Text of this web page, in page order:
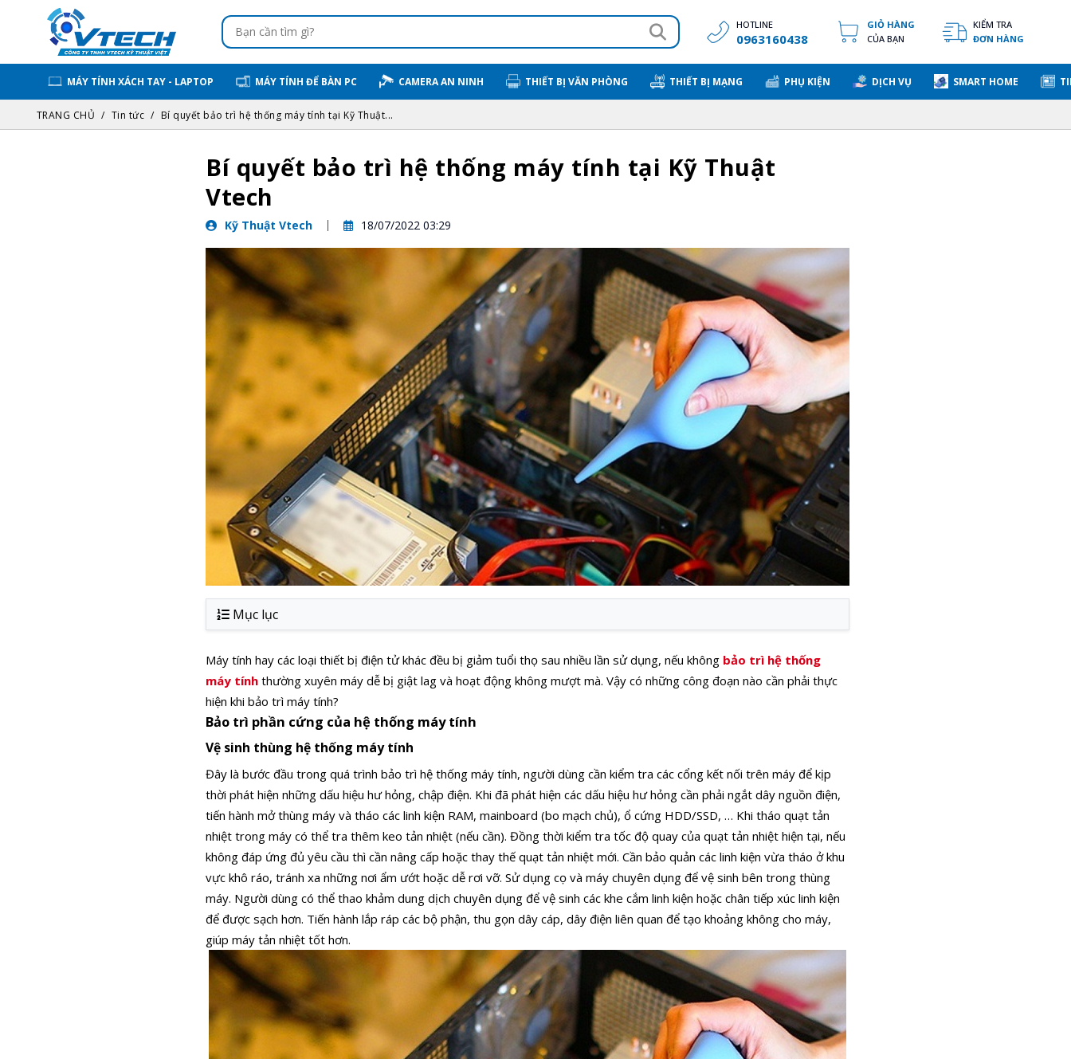
HOTLINE
0963160438
GIỎ HÀNG
CỦA BẠN
KIỂM TRA
ĐƠN HÀNG
MÁY TÍNH XÁCH TAY - LAPTOP MÁY TÍNH ĐỂ BÀN PC CAMERA AN NINH THIẾT BỊ VĂN PHÒNG THIẾT BỊ MẠNG PHỤ KIỆN DỊCH VỤ SMART HOME
TRANG CHỦ Tin tức Bí quyết bảo trì hệ thống máy tính tại Kỹ Thuật...
Bí quyết bảo trì hệ thống máy tính tại Kỹ Thuật
Vtech
Kỹ Thuật Vtech 18/07/2022 03:29
Mục lục
Máy tính hay các loại thiết bị điện tử khác đều bị giảm tuổi thọ sau nhiều lần sử dụng, nếu không bảo trì hệ thống
máy tính thường xuyên máy dễ bị giật lag và hoạt động không mượt mà. Vậy có những công đoạn nào cần phải thực
hiện khi bảo trì máy tính?
Bảo trì phần cứng của hệ thống máy tính
Vệ sinh thùng hệ thống máy tính
Đây là bước đầu trong quá trình bảo trì hệ thống máy tính, người dùng cần kiểm tra các cổng kết nối trên máy để kịp
thời phát hiện những dấu hiệu hư hỏng, chập điện. Khi đã phát hiện các dấu hiệu hư hỏng cần phải ngắt dây nguồn điện,
tiến hành mở thùng máy và tháo các linh kiện RAM, mainboard (bo mạch chủ), ổ cứng HDD/SSD, … Khi tháo quạt tản
nhiệt trong máy có thể tra thêm keo tản nhiệt (nếu cần). Đồng thời kiểm tra tốc độ quay của quạt tản nhiệt hiện tại, nếu
không đáp ứng đủ yêu cầu thì cần nâng cấp hoặc thay thế quạt tản nhiệt mới. Cần bảo quản các linh kiện vừa tháo ở khu
vực khô ráo, tránh xa những nơi ẩm ướt hoặc dễ rơi vỡ. Sử dụng cọ và máy chuyên dụng để vệ sinh bên trong thùng
máy. Người dùng có thể thao khảm dung dịch chuyên dụng để vệ sinh các khe cắm linh kiện hoặc chân tiếp xúc linh kiện
để được sạch hơn. Tiến hành lắp ráp các bộ phận, thu gọn dây cáp, dây điện liên quan để tạo khoảng không cho máy,
giúp máy tản nhiệt tốt hơn.